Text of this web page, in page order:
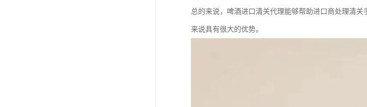
总的来说，啤酒进口清关代理能够帮助进口商处理清
来说具有很大的优势。